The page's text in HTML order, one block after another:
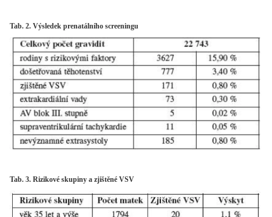
Tab. 2. Výsledek prenatálního screeningu
Tab. 3. Rizikové skupiny a zjištěné VSV